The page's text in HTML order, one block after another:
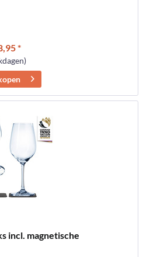
*
incl. magnetische